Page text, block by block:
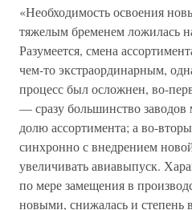
«Необходимость освоения
тяжелым бременем ложилась
Разумеется, смена
чем-то экстраординарным,
процесс был осложнен, во-
— сразу большинство заводов
долю ассортимента; а во-
синхронно с внедрением
увеличивать авиавыпуск.
по мере замещения в
новыми, снижалась и